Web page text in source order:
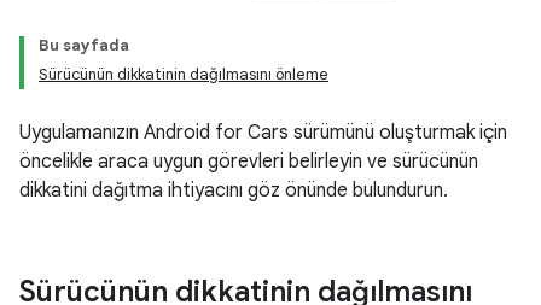
Bu sayfada
Sürücünün dikkatinin dağılmasını önleme
Uygulamanızın Android for Cars sürümünü oluşturmak için
öncelikle araca uygun görevleri belirleyin ve sürücünün
dikkatini dağıtma ihtiyacını göz önünde bulundurun.
Sürücünün dikkatinin dağılmasını